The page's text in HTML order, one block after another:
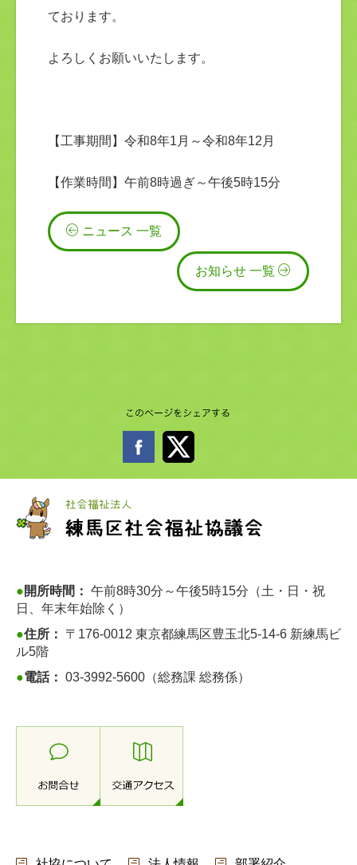
ております。
よろしくお願いいたします。
【工事期間】令和8年1月～令和8年12月
【作業時間】午前8時過ぎ～午後5時15分
ニュース 一覧
お知らせ 一覧
●開所時間： 午前8時30分～午後5時15分（土・日・祝
日、年末年始除く）
●住所：
〒176-0012 東京都練馬区豊玉北5-14-6 新練馬ビ
ル5階
●電話： 03-3992-5600（総務課 総務係）